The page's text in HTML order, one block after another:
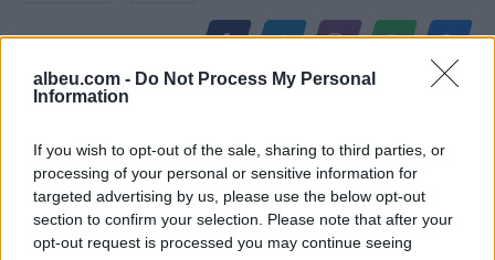
albeu.com - Do Not Process My Personal
Information
If you wish to opt-out of the sale, sharing to third parties, or
processing of your personal or sensitive information for
targeted advertising by us, please use the below opt-out
section to confirm your selection. Please note that after your
opt-out request is processed you may continue seeing